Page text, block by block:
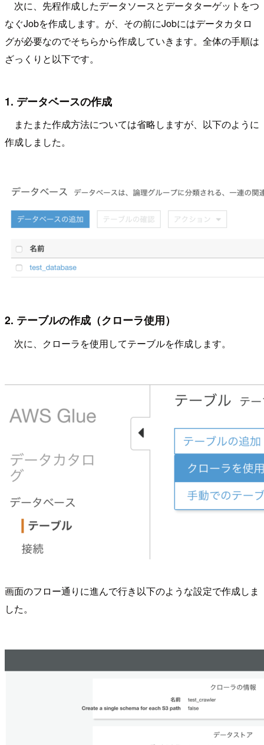
次に、先程作成したデータソースとデータターゲットをつ
なぐJobを作成します。が、その前にJobにはデータカタロ
グが必要なのでそちらから作成していきます。全体の手順は
ざっくりと以下です。
1. データベースの作成
またまた作成方法については省略しますが、以下のように
作成しました。
2. テーブルの作成（クローラ使用）
次に、クローラを使用してテーブルを作成します。
画面のフロー通りに進んで行き以下のような設定で作成しま
した。